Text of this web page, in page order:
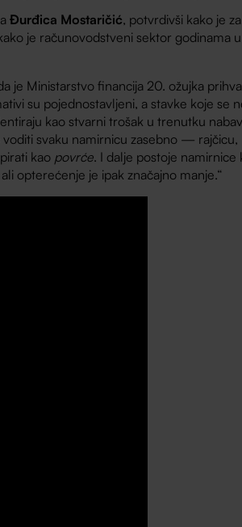
Đurđica Mostaričić, potvrdivši kako je
je računovodstveni sektor godinama
je Ministarstvo financija 20. ožujka
su pojednostavljeni, a stavke koje se
kao stvarni trošak u trenutku
voditi svaku namirnicu zasebno —
kao povrće. I dalje postoje namirnice
opterećenje je ipak značajno manje.“